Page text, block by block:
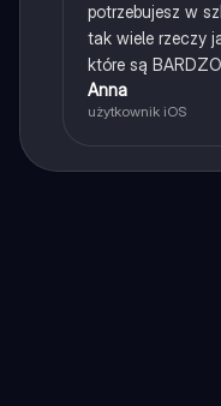
potrzebujesz w
tak wiele rzeczy
które są
Anna
użytkownik iOS